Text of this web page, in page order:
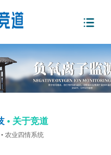
• 关于竞道
农业四情系统